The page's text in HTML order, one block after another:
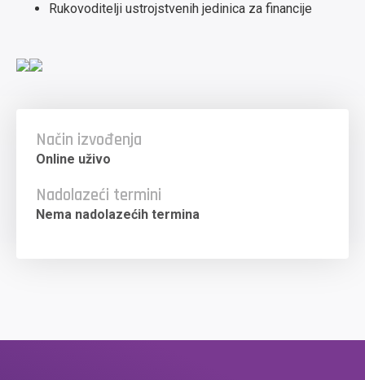
Način izvođenja
Online uživo
Nadolazeći termini
Nema nadolazećih termina
Rukovoditelji ustrojstvenih jedinica za financije